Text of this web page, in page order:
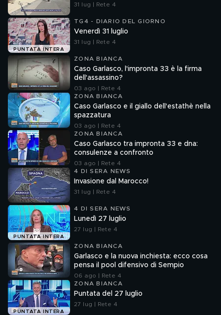
31 lug | Rete 4
PUNTATA INTERA
TG4 - DIARIO DEL GIORNO
Venerdì 31 luglio
31 lug | Rete 4
ZONA BIANCA
Caso Garlasco, l'impronta 33 è la firma
dell'assassino?
03 ago | Rete 4
ZONA BIANCA
Caso Garlasco e il giallo dell'estathè nella
spazzatura
03 ago | Rete 4
ZONA BIANCA
Caso Garlasco tra impronta 33 e dna:
consulenze a confronto
03 ago | Rete 4
4 DI SERA NEWS
Invasione dal Marocco!
31 lug | Rete 4
PUNTATA INTERA
4 DI SERA NEWS
Lunedì 27 luglio
27 lug | Rete 4
ZONA BIANCA
Garlasco e la nuova inchiesta: ecco cosa
pensa il pool difensivo di Sempio
06 ago | Rete 4
PUNTATA INTERA
ZONA BIANCA
Puntata del 27 luglio
27 lug | Rete 4